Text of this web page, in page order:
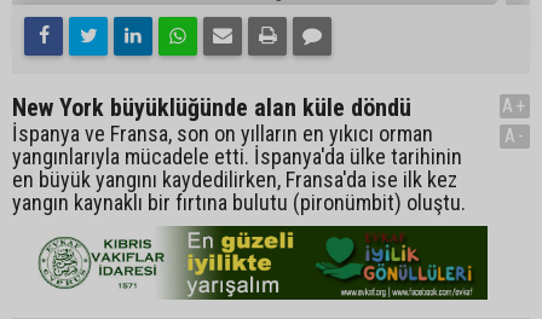
New York büyüklüğünde alan küle döndü
İspanya ve Fransa, son on yılların en yıkıcı orman
yangınlarıyla mücadele etti. İspanya'da ülke tarihinin
en büyük yangını kaydedilirken, Fransa'da ise ilk kez
yangın kaynaklı bir fırtına bulutu (pironümbit) oluştu.
A+
A-